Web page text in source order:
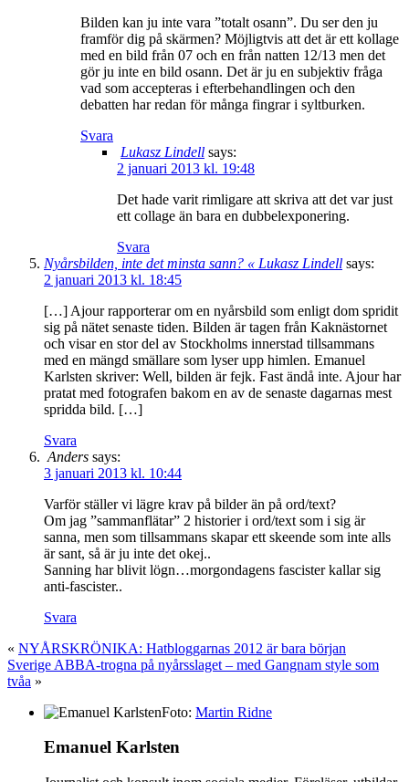
Bilden kan ju inte vara ”totalt osann”. Du ser den ju
framför dig på skärmen? Möjligtvis att det är ett kollage
med en bild från 07 och en från natten 12/13 men det
gör ju inte en bild osann. Det är ju en subjektiv fråga
vad som accepteras i efterbehandlingen och den
debatten har redan för många fingrar i syltburken.
Svara
Lukasz Lindell says:
2 januari 2013 kl. 19:48
Det hade varit rimligare att skriva att det var just
ett collage än bara en dubbelexponering.
Svara
Nyårsbilden, inte det minsta sann? « Lukasz Lindell says:
2 januari 2013 kl. 18:45
[…] Ajour rapporterar om en nyårsbild som enligt dom spridit
sig på nätet senaste tiden. Bilden är tagen från Kaknästornet
och visar en stor del av Stockholms innerstad tillsammans
med en mängd smällare som lyser upp himlen. Emanuel
Karlsten skriver: Well, bilden är fejk. Fast ändå inte. Ajour har
pratat med fotografen bakom en av de senaste dagarnas mest
spridda bild. […]
Svara
Anders says:
3 januari 2013 kl. 10:44
Varför ställer vi lägre krav på bilder än på ord/text?
Om jag ”sammanflätar” 2 historier i ord/text som i sig är
sanna, men som tillsammans skapar ett skeende som inte alls
är sant, så är ju inte det okej..
Sanning har blivit lögn…morgondagens fascister kallar sig
anti-fascister..
Svara
« NYÅRSKRÖNIKA: Hatbloggarnas 2012 är bara början
Sverige ABBA-trogna på nyårsslaget – med Gangnam style som
tvåa »
Foto: Martin Ridne
Emanuel Karlsten